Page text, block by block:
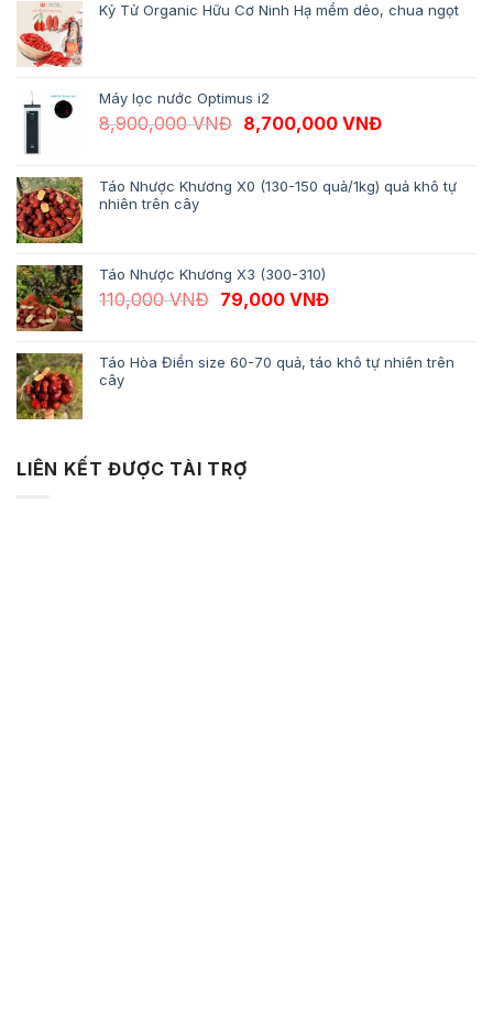
Kỷ Tử Organic Hữu Cơ Ninh Hạ mềm dẻo, chua ngọt
Máy lọc nước Optimus i2
8,900,000VNĐ Giá gốc là: 8,900,000 VNĐ.
8,700,000 VNĐGiá hiện tại
Táo Nhược Khương X0 (130-150 quả/1kg) quả khô tự
nhiên trên cây
Táo Nhược Khương X3 (300-310)
110,000VNĐ Giá gốc là: 110,000 VNĐ.
79,000 VNĐGiá hiện tại là:
Táo Hòa Điền size 60-70 quả, táo khô tự nhiên trên
cây
LIÊN KẾT ĐƯỢC TÀI TRỢ